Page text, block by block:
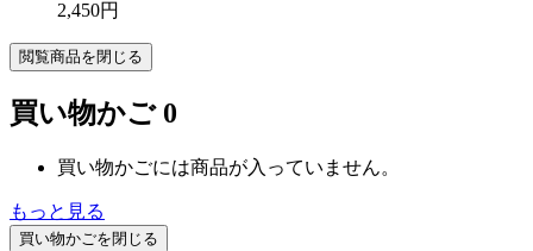
2,450円
閲覧商品を閉じる
買い物かご 0
買い物かごには商品が入っていません。
もっと見る
買い物かごを閉じる